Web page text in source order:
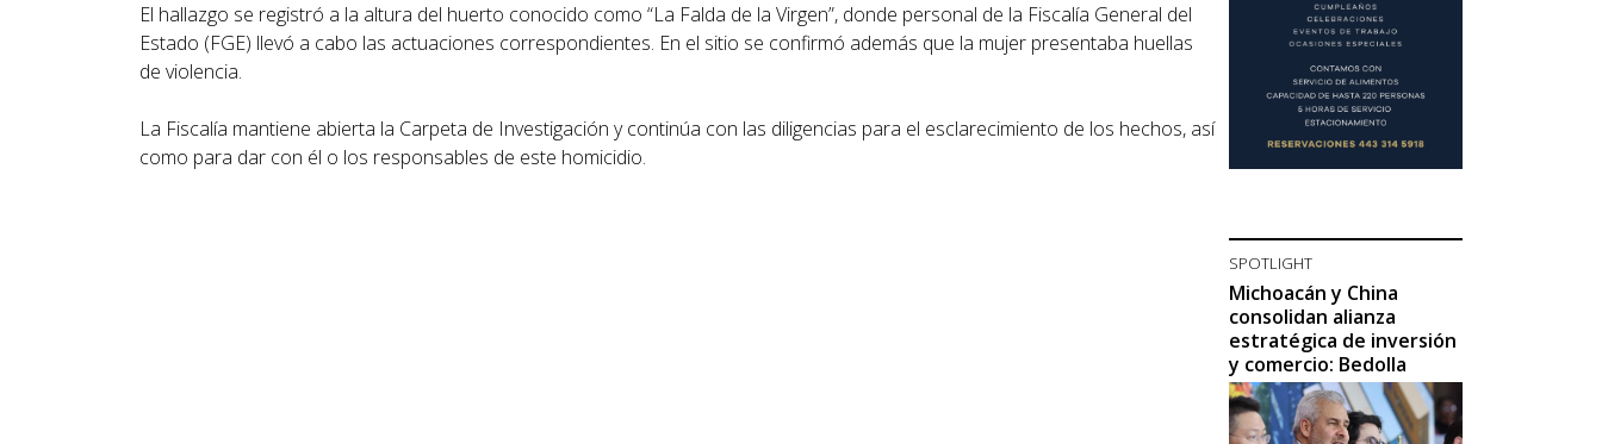
El hallazgo se registró a la altura del huerto conocido como “La Falda de la Virgen”, donde personal de la Fiscalía General del
Estado (FGE) llevó a cabo las actuaciones correspondientes. En el sitio se confirmó además que la mujer presentaba huellas
de violencia.
La Fiscalía mantiene abierta la Carpeta de Investigación y continúa con las diligencias para el esclarecimiento de los hechos, así
como para dar con él o los responsables de este homicidio.
SPOTLIGHT
Michoacán y China
consolidan alianza
estratégica de inversión
y comercio: Bedolla